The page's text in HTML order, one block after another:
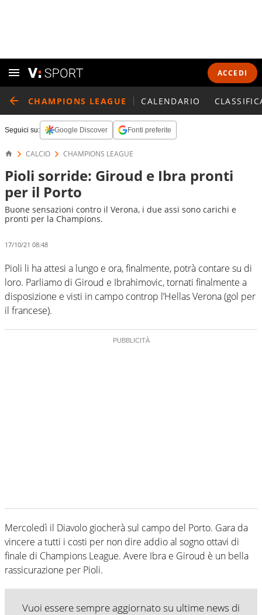
ACCEDI
CHAMPIONS LEAGUE CALENDARIO
Seguici su: Google Discover Fonti preferite
CALCIO CHAMPIONS LEAGUE
Pioli sorride: Giroud e Ibra pronti
per il Porto
Buone sensazioni contro il Verona, i due assi sono carichi e
pronti per la Champions.
17/10/21 08:48
Pioli li ha attesi a lungo e ora, finalmente, potrà contare su di
loro. Parliamo di Giroud e Ibrahimovic, tornati finalmente a
disposizione e visti in campo controp l’Hellas Verona (gol per
il francese).
Mercoledì il Diavolo giocherà sul campo del Porto. Gara da
vincere a tutti i costi per non dire addio al sogno ottavi di
finale di Champions League. Avere Ibra e Giroud è un bella
rassicurazione per Pioli.
Vuoi essere sempre aggiornato su ultime news di